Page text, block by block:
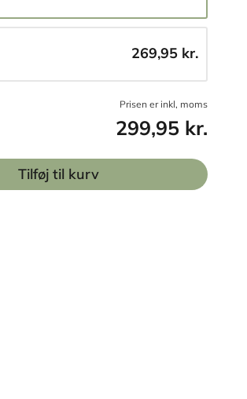
269,95 kr.
Prisen er inkl, moms
299,95 kr.
Tilføj til kurv